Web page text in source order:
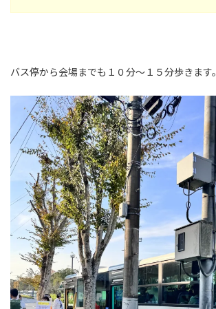
バス停から会場までも１０分～１５分歩きます。